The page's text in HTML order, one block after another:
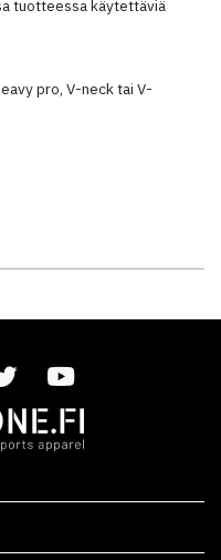
tuotteessa käytettäviä
pro, V-neck tai V-